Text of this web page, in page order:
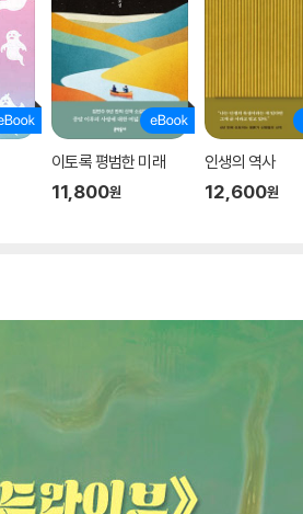
이토록 평범한 미래
11,800원
인생의 역사
12,600원